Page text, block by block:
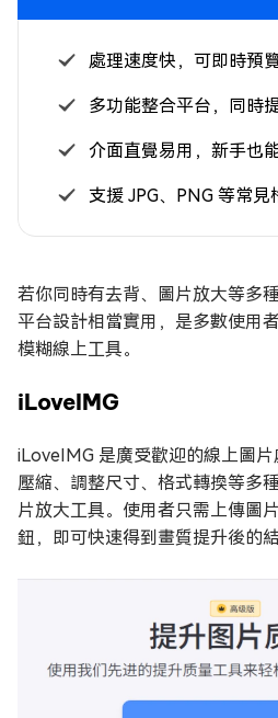
處理速度快，可即時預
多功能整合平台，同時
介面直覺易用，新手也
支援 JPG、PNG 等常見
若你同時有去背、圖片放大等多
平台設計相當實用，是多數使用
模糊線上工具。
iLoveIMG
iLoveIMG 是廣受歡迎的線上圖
壓縮、調整尺寸、格式轉換等多
片放大工具。使用者只需上傳圖
鈕，即可快速得到畫質提升後的結